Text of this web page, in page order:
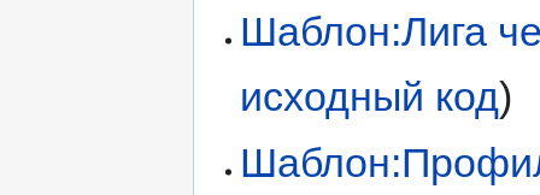
Шаблон:Лига
исходный код)